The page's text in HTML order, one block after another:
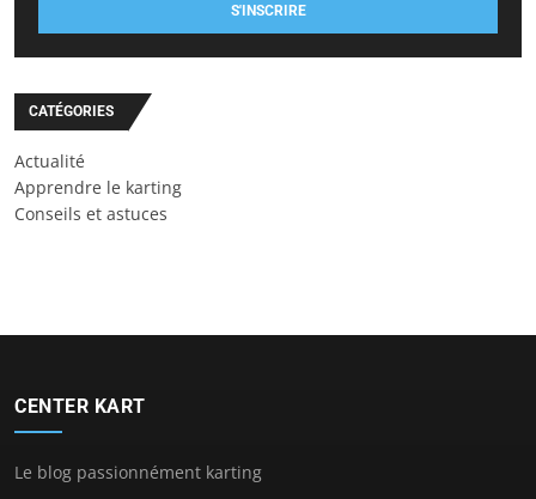
S'INSCRIRE
CATÉGORIES
Actualité
Apprendre le karting
Conseils et astuces
CENTER KART
Le blog passionnément karting